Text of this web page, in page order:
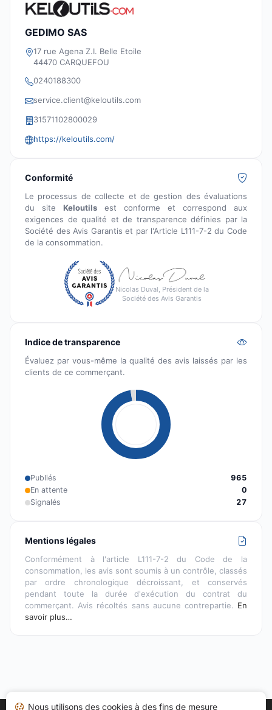
GEDIMO SAS
17 rue Agena Z.I. Belle Etoile
44470 CARQUEFOU
0240188300
service.client@keloutils.com
31571102800029
https://keloutils.com/
Conformité
Le processus de collecte et de gestion des évaluations
du site Keloutils est conforme et correspond aux
exigences de qualité et de transparence définies par la
Société des Avis Garantis et par l'Article L111-7-2 du Code
de la consommation.
Nicolas Duval, Président de la
Société des Avis Garantis
Indice de transparence
Évaluez par vous-même la qualité des avis laissés par les
clients de ce commerçant.
Publiés
965
En attente
0
Signalés
27
Mentions légales
Conformément à l'article L111-7-2 du Code de la
consommation, les avis sont soumis à un contrôle, classés
par ordre chronologique décroissant, et conservés
pendant toute la durée d'exécution du contrat du
commerçant. Avis récoltés sans aucune contrepartie. En
savoir plus…
Nous utilisons des cookies à des fins de mesure